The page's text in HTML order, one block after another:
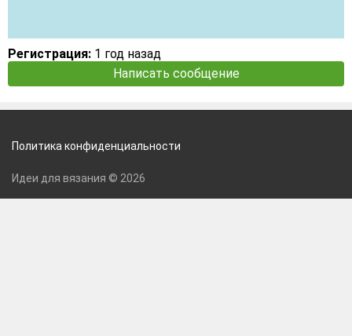
Регистрация: 1 год назад
Написать сообщение
Политика конфиденциальности
Идеи для вязания © 2026